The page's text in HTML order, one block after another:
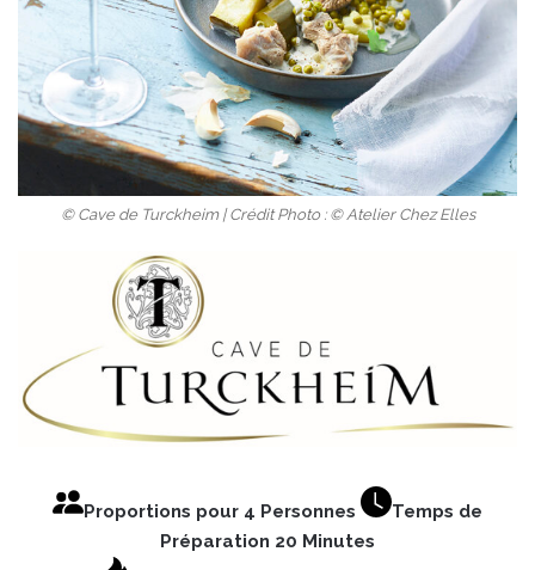
© Cave de Turckheim | Crédit Photo : © Atelier Chez Elles
Proportions pour 4 Personnes
Temps de
Préparation 20 Minutes